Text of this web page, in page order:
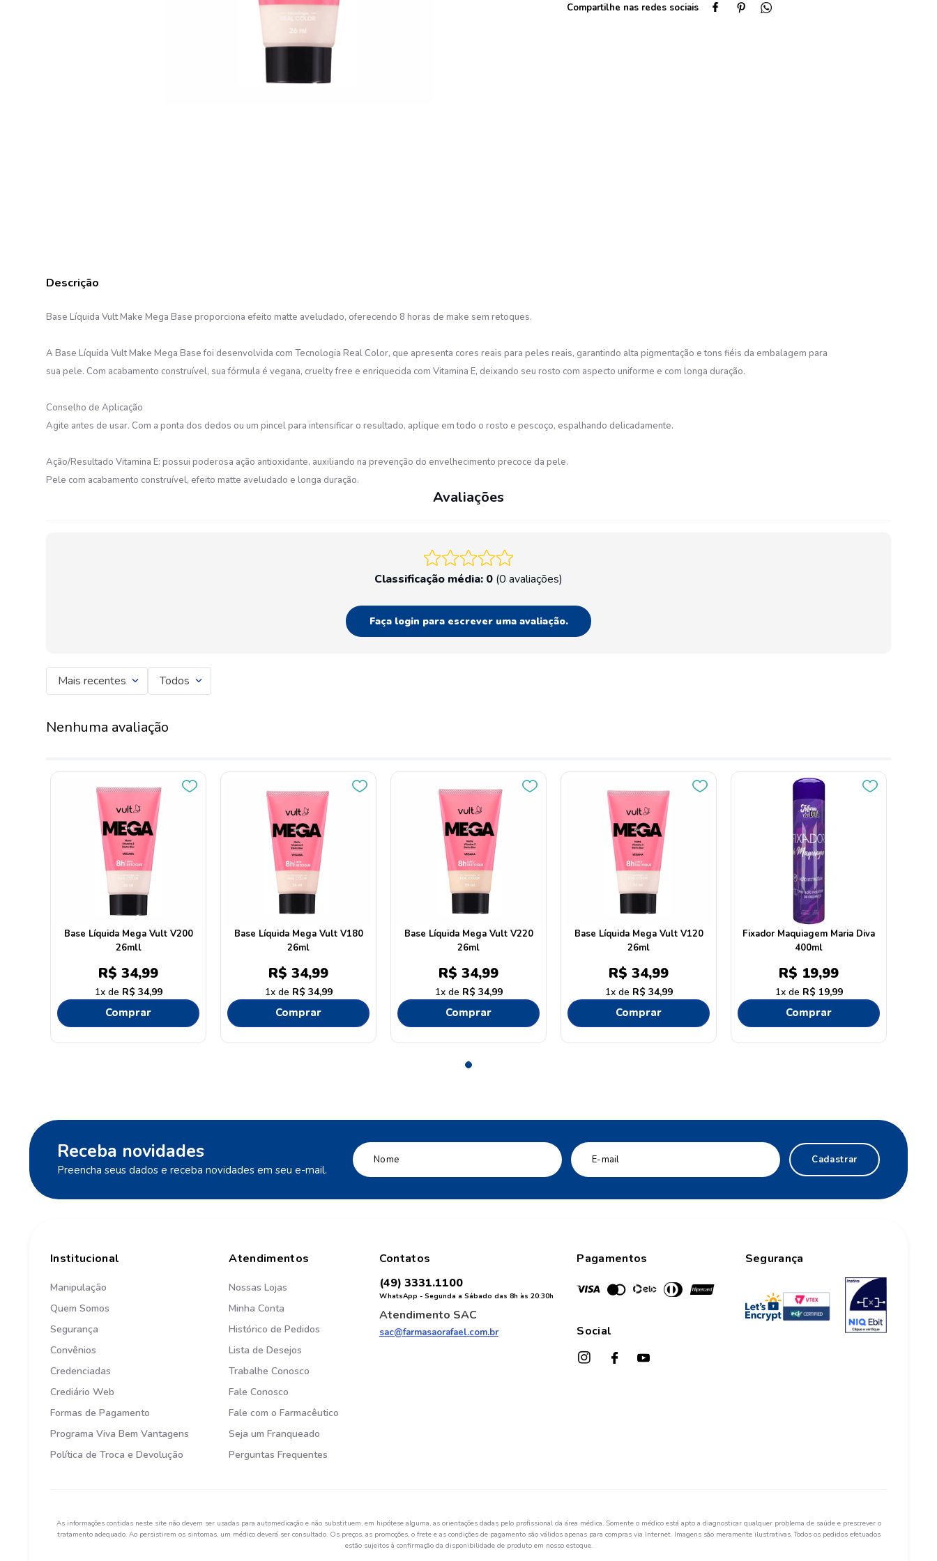
Base Líquida Vult Make Mega Base proporciona efeito matte aveludado, oferecendo 8 horas de make sem retoques.
A Base Líquida Vult Make Mega Base foi desenvolvida com Tecnologia Real Color, que apresenta cores reais para peles reais, garantindo alta pigmentação e tons fiéis da embalagem para
sua pele. Com acabamento construível, sua fórmula é vegana, cruelty free e enriquecida com Vitamina E, deixando seu rosto com aspecto uniforme e com longa duração.
Conselho de Aplicação
Agite antes de usar. Com a ponta dos dedos ou um pincel para intensificar o resultado, aplique em todo o rosto e pescoço, espalhando delicadamente.
Ação/Resultado Vitamina E: possui poderosa ação antioxidante, auxiliando na prevenção do envelhecimento precoce da pele.
Pele com acabamento construível, efeito matte aveludado e longa duração.
Avaliações
Classificação média: 0 (0 avaliações)
Faça login para escrever uma avaliação.
Mais recentes Todos
Nenhuma avaliação
Base Líquida Mega Vult V200
26mll
R$ 34,99
1 R$ 34,99
Comprar
Base Líquida Mega Vult V180
26ml
R$ 34,99
1 R$ 34,99
Comprar
Base Líquida Mega Vult V220
26ml
R$ 34,99
1 R$ 34,99
Comprar
Base Líquida Mega Vult V120
26ml
R$ 34,99
1 R$ 34,99
Comprar
Fixador Maquiagem Maria Diva
400ml
R$ 19,99
1 R$ 19,99
Comprar
Receba novidades
Preencha seus dados e receba novidades em seu e-mail.
Cadastrar
Institucional
Manipulação
Quem Somos
Segurança
Convênios
Credenciadas
Crediário Web
Formas de Pagamento
Programa Viva Bem Vantagens
Política de Troca e Devolução
Atendimentos
Nossas Lojas
Minha Conta
Histórico de Pedidos
Lista de Desejos
Trabalhe Conosco
Fale Conosco
Fale com o Farmacêutico
Seja um Franqueado
Perguntas Frequentes
Contatos
(49) 3331.1100
WhatsApp - Segunda a Sábado das 8h às 20:30h
Atendimento SAC
sac@farmasaorafael.com.br
Pagamentos
Social
Segurança
As informações contidas neste site não devem ser usadas para automedicação e não substituem, em hipótese alguma, as orientações dadas pelo profissional da área médica. Somente o médico está apto a diagnosticar qualquer problema de saúde e prescrever o
tratamento adequado. Ao persistirem os sintomas, um médico deverá ser consultado. Os preços, as promoções, o frete e as condições de pagamento são válidos apenas para compras via Internet. Imagens são meramente ilustrativas. Todos os pedidos efetuados
estão sujeitos à confirmação da disponibilidade de produto em nosso estoque.